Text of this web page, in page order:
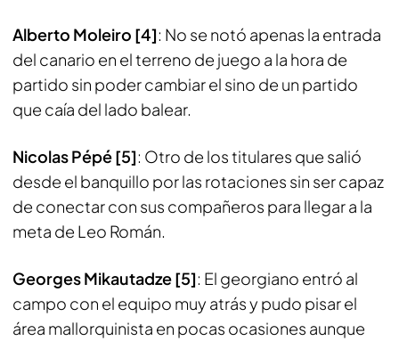
Alberto Moleiro [4]: No se notó apenas la entrada
del canario en el terreno de juego a la hora de
partido sin poder cambiar el sino de un partido
que caía del lado balear.
Nicolas Pépé [5]: Otro de los titulares que salió
desde el banquillo por las rotaciones sin ser capaz
de conectar con sus compañeros para llegar a la
meta de Leo Román.
Georges Mikautadze [5]: El georgiano entró al
campo con el equipo muy atrás y pudo pisar el
área mallorquinista en pocas ocasiones aunque